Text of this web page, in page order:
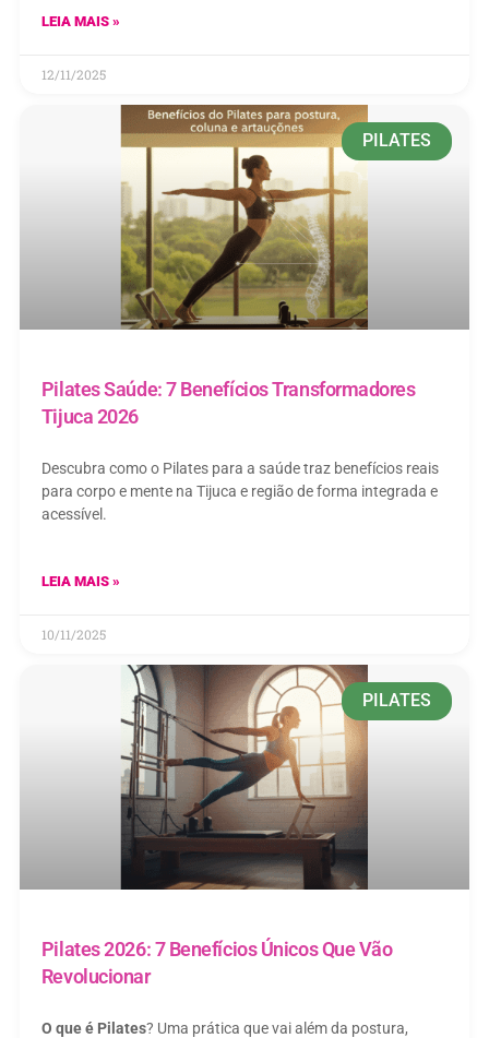
LEIA MAIS »
12/11/2025
PILATES
Pilates Saúde: 7 Benefícios Transformadores
Tijuca 2026
Descubra como o Pilates para a saúde traz benefícios reais
para corpo e mente na Tijuca e região de forma integrada e
acessível.
LEIA MAIS »
10/11/2025
PILATES
Pilates 2026: 7 Benefícios Únicos Que Vão
Revolucionar
O que é Pilates? Uma prática que vai além da postura,